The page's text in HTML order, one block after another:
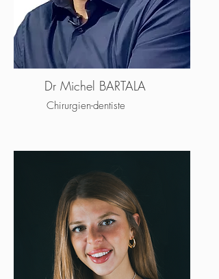
Dr Michel BARTALA
Chirurgien-dentiste